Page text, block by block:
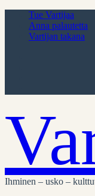
Tue Vartijaa
Anna palautetta
Vartijan takana
Ihminen – usko –